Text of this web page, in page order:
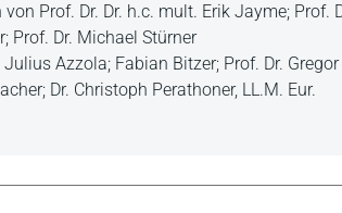
Prof. Dr. Dr. h.c. mult. Erik Jayme; Prof.
Prof. Dr. Michael Stürner
Azzola; Fabian Bitzer; Prof. Dr.
Dr. Christoph Perathoner, LL.M. Eur.